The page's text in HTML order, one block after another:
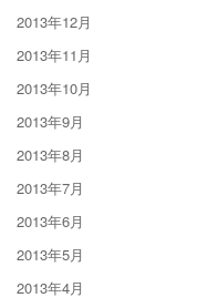
2013年12月
2013年11月
2013年10月
2013年9月
2013年8月
2013年7月
2013年6月
2013年5月
2013年4月